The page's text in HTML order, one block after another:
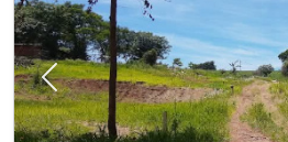
Previous